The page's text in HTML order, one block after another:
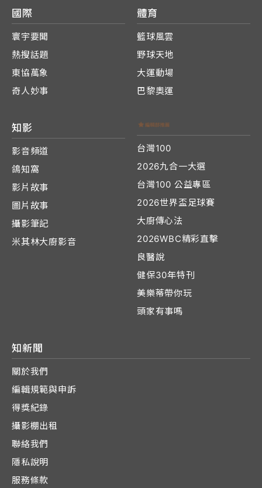
國際
寰宇要聞
熱搜話題
東協萬象
奇人妙事
體育
籃球風雲
野球天地
大運動場
巴黎奧運
知影
影音頻道
鴿知窩
影片故事
圖片故事
攝影筆記
米其林大廚影音
台灣100
2026九合一大選
台灣100 公益專區
2026世界盃足球賽
大廚傳心法
2026WBC精彩直擊
良醫說
健保30年特刊
美樂蒂帶你玩
頭家有事嗎
知新聞
關於我們
編輯規範與申訴
得獎紀錄
攝影棚出租
聯絡我們
隱私說明
服務條款